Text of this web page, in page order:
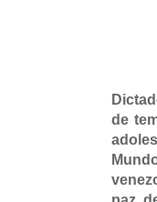
de